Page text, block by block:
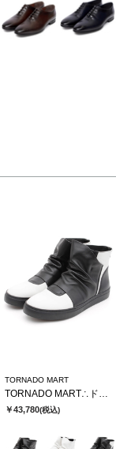
TORNADO MART
TORNADO MART∴ドレーピングミドルスニーカー
￥43,780(税込)